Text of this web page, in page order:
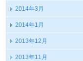
2014年3月
2014年1月
2013年12月
2013年11月